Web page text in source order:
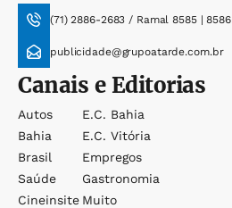
(71) 2886-2683 / Ramal 8585 | 8586
publicidade@grupoatarde.com.br
Canais e Editorias
Autos
Bahia
Brasil
Saúde
Cineinsite
E.c. Bahia
E.c. Vitória
Empregos
Gastronomia
Muito